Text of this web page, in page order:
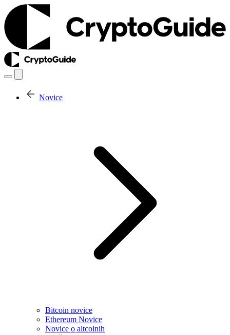
Novice
Bitcoin novice
Ethereum Novice
Novice o altcoinih